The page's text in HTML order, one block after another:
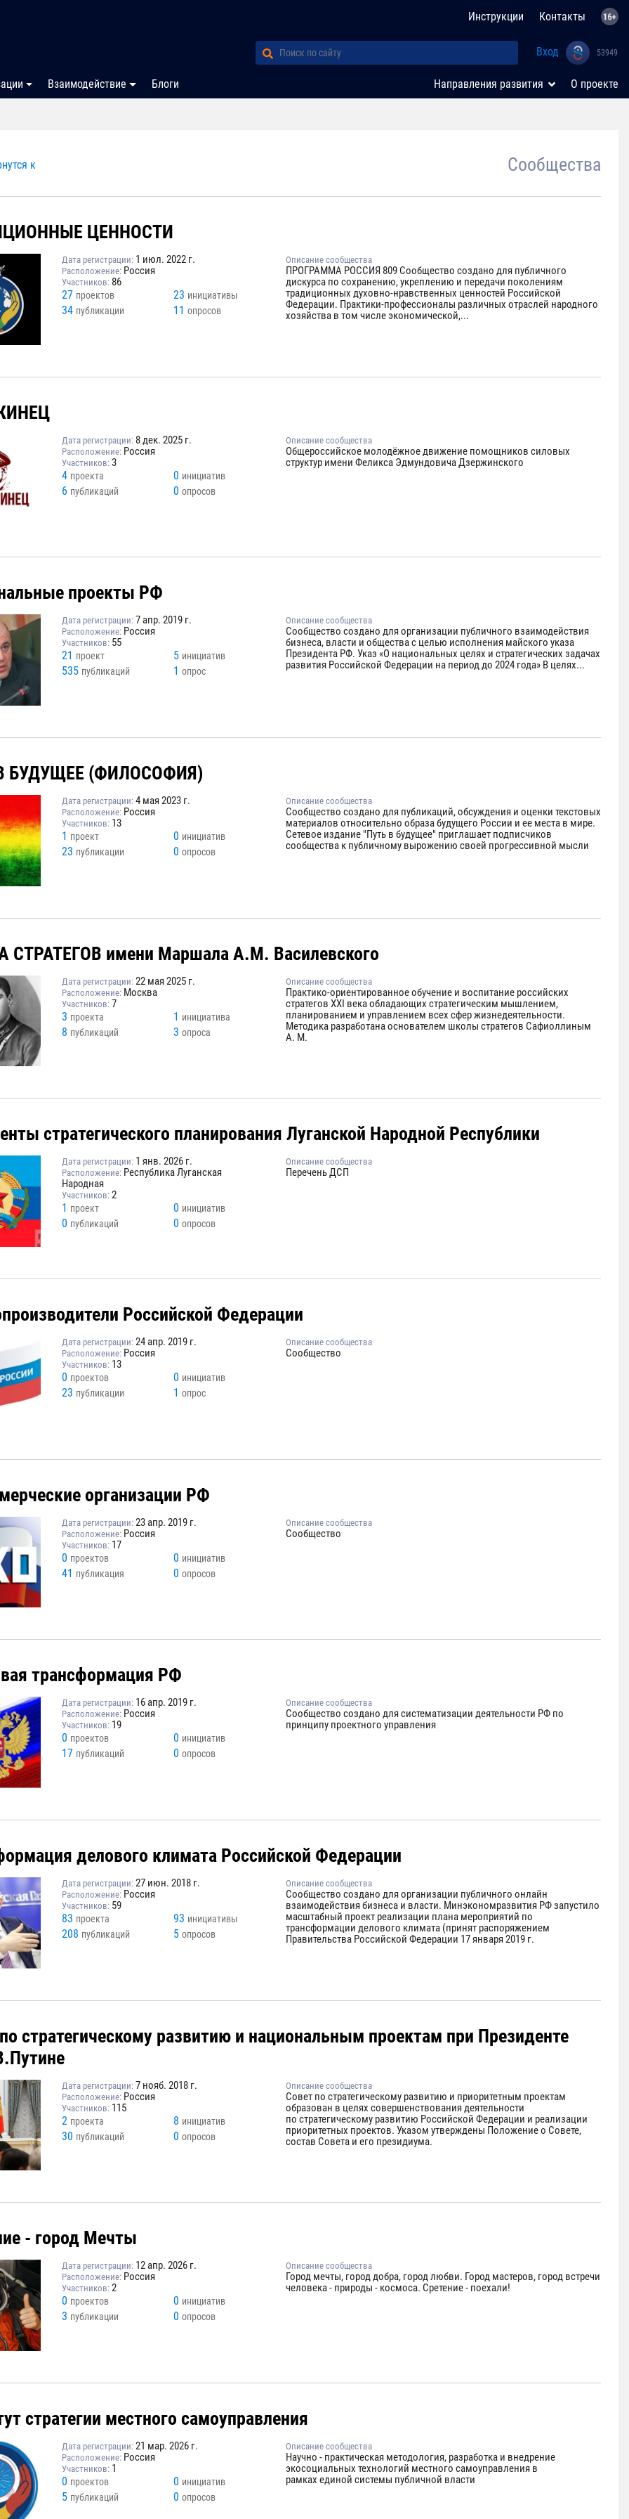
Инструкции Контакты
Вход 53949
Взаимодействие Блоги Направления развития О проекте
к Сообщества
ЦЕННОСТИ
Дата регистрации: 1 июл. 2022 г.
Расположение: Россия
Участников: 86
27 проектов 23 инициативы
34 публикации 11опросов
Описание сообщества
ПРОГРАММА РОССИЯ 809 Сообщество создано для публичного
дискурса по сохранению, укреплению и передачи поколениям
традиционных духовно-нравственных ценностей Российской
Федерации. Практики-профессионалы различных отраслей народного
хозяйства в том числе экономической,...
Дата регистрации: 8 дек. 2025 г.
Расположение: Россия
Участников: 3
4 проекта 0 инициатив
6 публикаций 0опросов
Описание сообщества
Общероссийское молодёжное движение помощников силовых
структур имени Феликса Эдмундовича Дзержинского
проекты РФ
Дата регистрации: 7 апр. 2019 г.
Расположение: Россия
Участников: 55
21 проект 5 инициатив
535 публикаций 1опрос
Описание сообщества
Сообщество создано для организации публичного взаимодействия
бизнеса, власти и общества с целью исполнения майского указа
Президента РФ. Указ «О национальных целях и стратегических задачах
развития Российской Федерации на период до 2024 года» В целях...
БУДУЩЕЕ (ФИЛОСОФИЯ)
Дата регистрации: 4 мая 2023 г.
Расположение: Россия
Участников: 13
1 проект 0 инициатив
23 публикации 0опросов
Описание сообщества
Сообщество создано для публикаций, обсуждения и оценки текстовых
материалов относительно образа будущего России и ее места в мире.
Сетевое издание "Путь в будущее" приглашает подписчиков
сообщества к публичному вырожению своей прогрессивной мысли
имени Маршала А.М. Василевского
Дата регистрации: 22 мая 2025 г.
Расположение: Москва
Участников: 7
3 проекта 1 инициатива
8 публикаций 3опроса
Описание сообщества
Практико-ориентированное обучение и воспитание российских
стратегов XXI века обладающих стратегическим мышлением,
планированием и управлением всех сфер жизнедеятельности.
Методика разработана основателем школы стратегов Сафиоллиным
А. М.
стратегического планирования Луганской Народной Республики
Дата регистрации: 1 янв. 2026 г.
Расположение: Республика Луганская
Народная
Участников: 2
1 проект 0 инициатив
0 публикаций 0опросов
Описание сообщества
Перечень ДСП
Российской Федерации
Дата регистрации: 24 апр. 2019 г.
Расположение: Россия
Участников: 13
0 проектов 0 инициатив
23 публикации 1опрос
Описание сообщества
Сообщество
организации РФ
Дата регистрации: 23 апр. 2019 г.
Расположение: Россия
Участников: 17
0 проектов 0 инициатив
41 публикация 0опросов
Описание сообщества
Сообщество
трансформация РФ
Дата регистрации: 16 апр. 2019 г.
Расположение: Россия
Участников: 19
0 проектов 0 инициатив
17 публикаций 0опросов
Описание сообщества
Сообщество создано для систематизации деятельности РФ по
принципу проектного управления
делового климата Российской Федерации
Дата регистрации: 27 июн. 2018 г.
Расположение: Россия
Участников: 59
83 проекта 93 инициативы
208 публикаций 5опросов
Описание сообщества
Сообщество создано для организации публичного онлайн
взаимодействия бизнеса и власти. Минэкономразвития РФ запустило
масштабный проект реализации плана мероприятий по
трансформации делового климата (принят распоряжением
Правительства Российской Федерации 17 января 2019 г.
стратегическому развитию и национальным проектам при Президенте
Дата регистрации: 7 нояб. 2018 г.
Расположение: Россия
Участников: 115
2 проекта 8 инициатив
30 публикаций 0опросов
Описание сообщества
Совет по стратегическому развитию и приоритетным проектам
образован в целях совершенствования деятельности
по стратегическому развитию Российской Федерации и реализации
приоритетных проектов. Указом утверждены Положение о Совете,
состав Совета и его президиума.
- город Мечты
Дата регистрации: 12 апр. 2026 г.
Расположение: Россия
Участников: 2
0 проектов 0 инициатив
3 публикации 0опросов
Описание сообщества
Город мечты, город добра, город любви. Город мастеров, город встречи
человека - природы - космоса. Сретение - поехали!
стратегии местного самоуправления
Дата регистрации: 21 мар. 2026 г.
Расположение: Россия
Участников: 1
0 проектов 0 инициатив
5 публикаций 0опросов
Описание сообщества
Научно - практическая методология, разработка и внедрение
экосоциальных технологий местного самоуправления в
рамках единой системы публичной власти